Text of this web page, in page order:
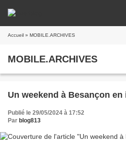
Accueil » MOBILE.ARCHIVES
MOBILE.ARCHIVES
Un weekend à Besançon en
Publié le 29/05/2024 à 17:52
Par blog813